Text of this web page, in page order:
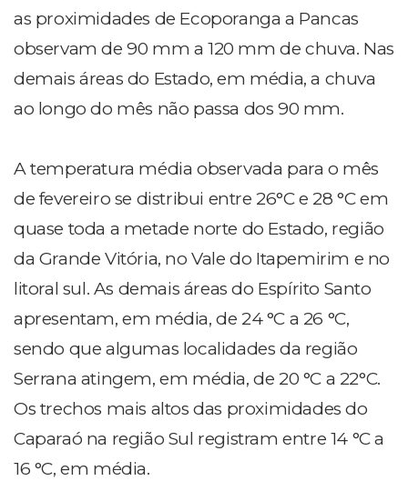
as proximidades de Ecoporanga a Pancas
observam de 90 mm a 120 mm de chuva. Nas
demais áreas do Estado, em média, a chuva
ao longo do mês não passa dos 90 mm.
A temperatura média observada para o mês
de fevereiro se distribui entre 26°C e 28 °C em
quase toda a metade norte do Estado, região
da Grande Vitória, no Vale do Itapemirim e no
litoral sul. As demais áreas do Espírito Santo
apresentam, em média, de 24 °C a 26 °C,
sendo que algumas localidades da região
Serrana atingem, em média, de 20 °C a 22°C.
Os trechos mais altos das proximidades do
Caparaó na região Sul registram entre 14 °C a
16 °C, em média.